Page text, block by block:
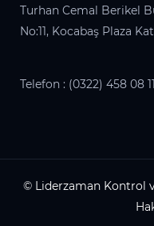
Turhan Cemal Berikel
No:11, Kocabaş Plaza
Telefon : (0322) 458 08 11
© Liderzaman Kontrol